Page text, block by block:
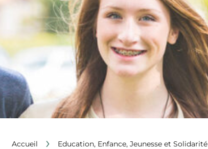
Accueil › Education, Enfance, Jeunesse et Solidarité